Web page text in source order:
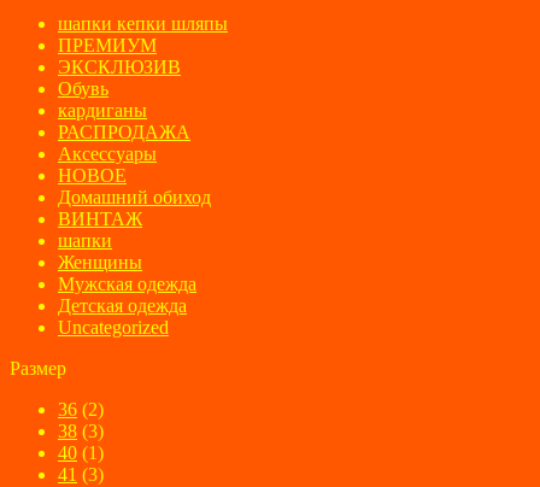
шапки кепки шляпы
ПРЕМИУМ
ЭКСКЛЮЗИВ
Обувь
кардиганы
РАСПРОДАЖА
Аксессуары
НОВОЕ
Домашний обиход
ВИНТАЖ
шапки
Женщины
Мужская одежда
Детская одежда
Uncategorized
Размер
36 (2)
38 (3)
40 (1)
41 (3)